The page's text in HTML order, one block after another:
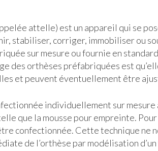
attelle) est un appareil qui se
stabiliser, corriger, immobiliser ou
sur mesure ou fournie en
des orthèses préfabriquées est
et peuvent éventuellement être
individuellement sur mesure
que la mousse pour empreinte.
confectionnée. Cette technique ne
de l’orthèse par modélisation